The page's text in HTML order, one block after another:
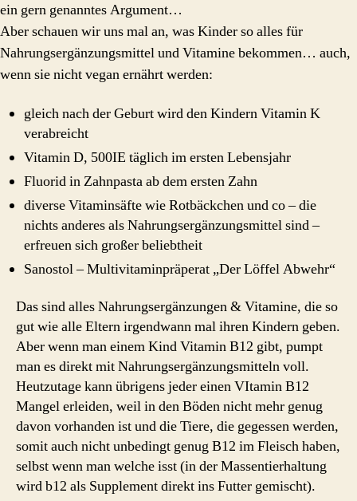
ein gern genanntes Argument…
Aber schauen wir uns mal an, was Kinder so alles für
Nahrungsergänzungsmittel und Vitamine bekommen… auch,
wenn sie nicht vegan ernährt werden:
gleich nach der Geburt wird den Kindern Vitamin K
verabreicht
Vitamin D, 500IE täglich im ersten Lebensjahr
Fluorid in Zahnpasta ab dem ersten Zahn
diverse Vitaminsäfte wie Rotbäckchen und co – die
nichts anderes als Nahrungsergänzungsmittel sind –
erfreuen sich großer beliebtheit
Sanostol – Multivitaminpräperat „Der Löffel Abwehr“
Das sind alles Nahrungsergänzungen & Vitamine, die so
gut wie alle Eltern irgendwann mal ihren Kindern geben.
Aber wenn man einem Kind Vitamin B12 gibt, pumpt
man es direkt mit Nahrungsergänzungsmitteln voll.
Heutzutage kann übrigens jeder einen VItamin B12
Mangel erleiden, weil in den Böden nicht mehr genug
davon vorhanden ist und die Tiere, die gegessen werden,
somit auch nicht unbedingt genug B12 im Fleisch haben,
selbst wenn man welche isst (in der Massentierhaltung
wird b12 als Supplement direkt ins Futter gemischt).